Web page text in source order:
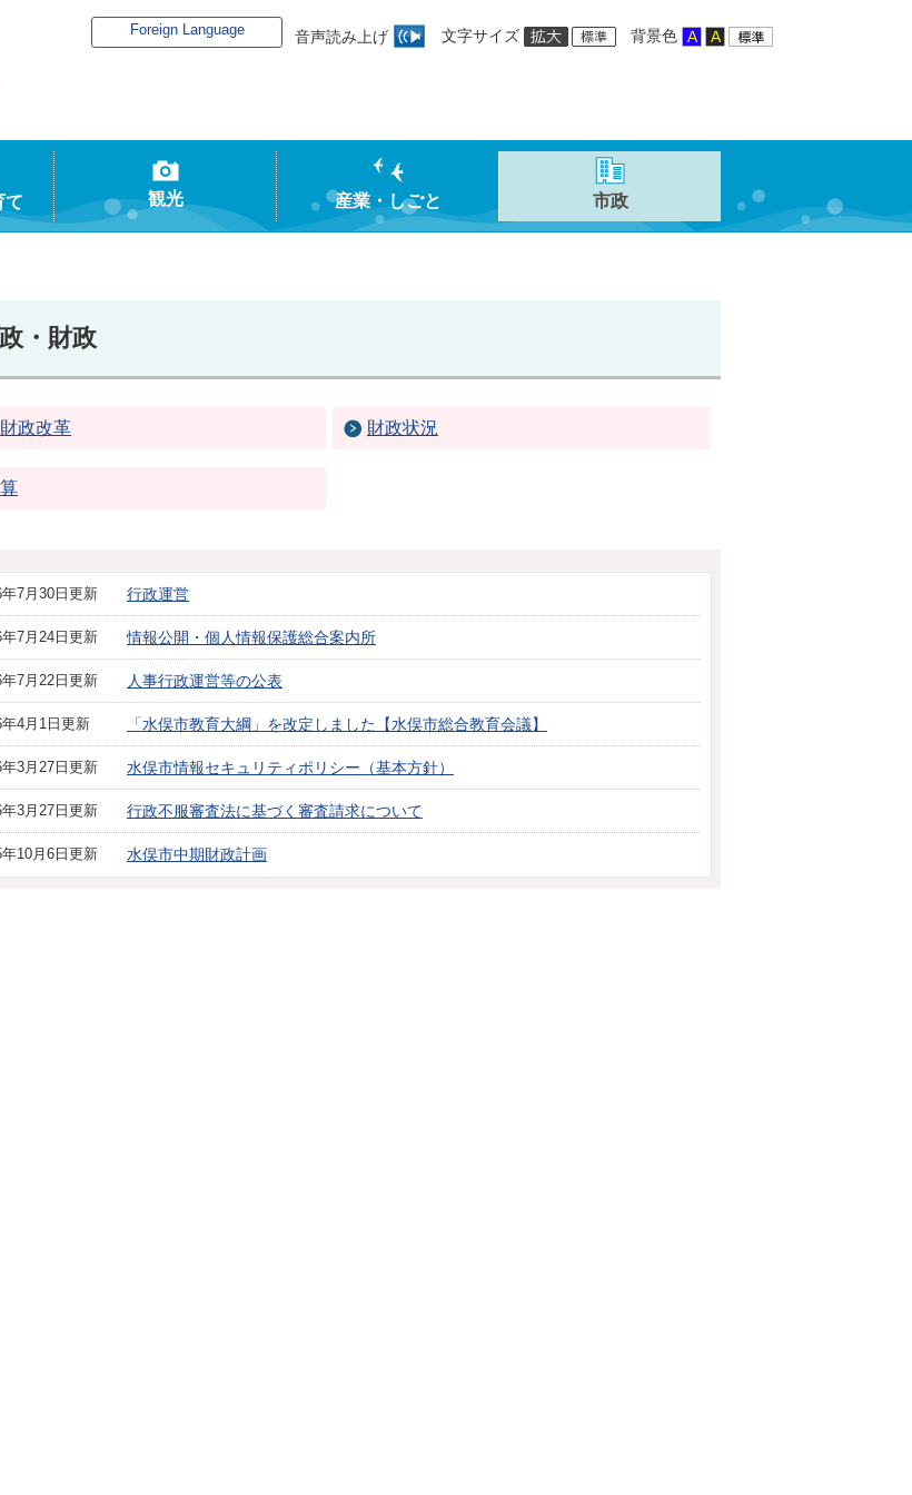
音声読み上げ 文字サイズ 背景色
Foreign Language
て 観光 産業・しごと 市政
・財政
政改革 財政状況
7月30日更新 行政運営
7月24日更新 情報公開・個人情報保護総合案内所
7月22日更新 人事行政運営等の公表
4月1日更新 「水俣市教育大綱」を改定しました【水俣市総合教育会議】
3月27日更新 水俣市情報セキュリティポリシー（基本方針）
3月27日更新 行政不服審査法に基づく審査請求について
10月6日更新 水俣市中期財政計画